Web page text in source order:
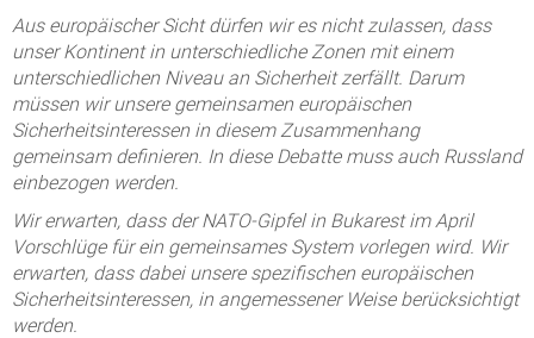
Aus europäischer Sicht dürfen wir es nicht zulassen, dass
unser Kontinent in unterschiedliche Zonen mit einem
unterschiedlichen Niveau an Sicherheit zerfällt. Darum
müssen wir unsere gemeinsamen europäischen
Sicherheitsinteressen in diesem Zusammenhang
gemeinsam definieren. In diese Debatte muss auch Russland
einbezogen werden.
Wir erwarten, dass der NATO-Gipfel in Bukarest im April
Vorschlüge für ein gemeinsames System vorlegen wird. Wir
erwarten, dass dabei unsere spezifischen europäischen
Sicherheitsinteressen, in angemessener Weise berücksichtigt
werden.